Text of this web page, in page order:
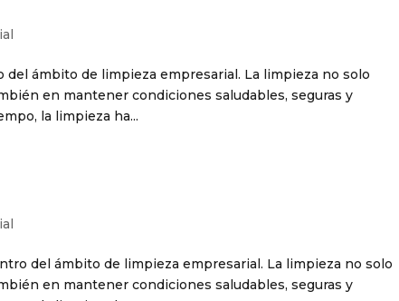
ámbito de limpieza empresarial. La limpieza no solo
en mantener condiciones saludables, seguras y
la limpieza ha...
del ámbito de limpieza empresarial. La limpieza no solo
en mantener condiciones saludables, seguras y